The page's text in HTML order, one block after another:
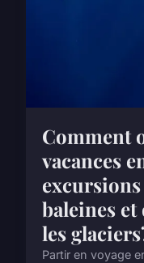
Comment
vacances
baleines et
les
Partir en voyage